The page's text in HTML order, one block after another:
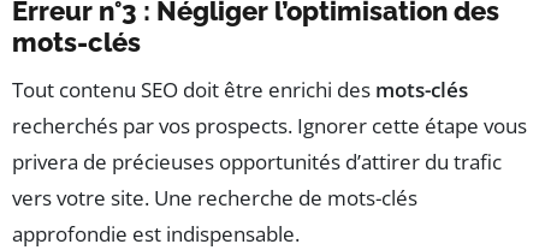
Erreur n°3 : Négliger l’optimisation des
mots-clés
Tout contenu SEO doit être enrichi des mots-clés
recherchés par vos prospects. Ignorer cette étape vous
privera de précieuses opportunités d’attirer du trafic
vers votre site. Une recherche de mots-clés
approfondie est indispensable.